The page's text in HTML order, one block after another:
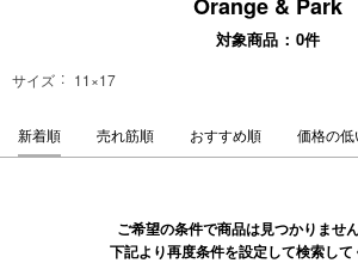
対象商品 0件
サイズ 11×17
新着順 売れ筋順 おすすめ順 価格の低
ご希望の条件で商品は見つかりませ
下記より再度条件を設定して検索して